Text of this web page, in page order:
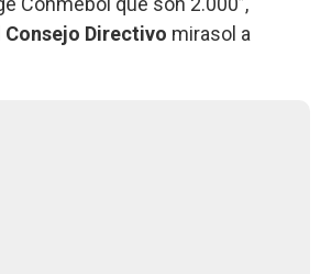
Consejo Directivo mirasol a